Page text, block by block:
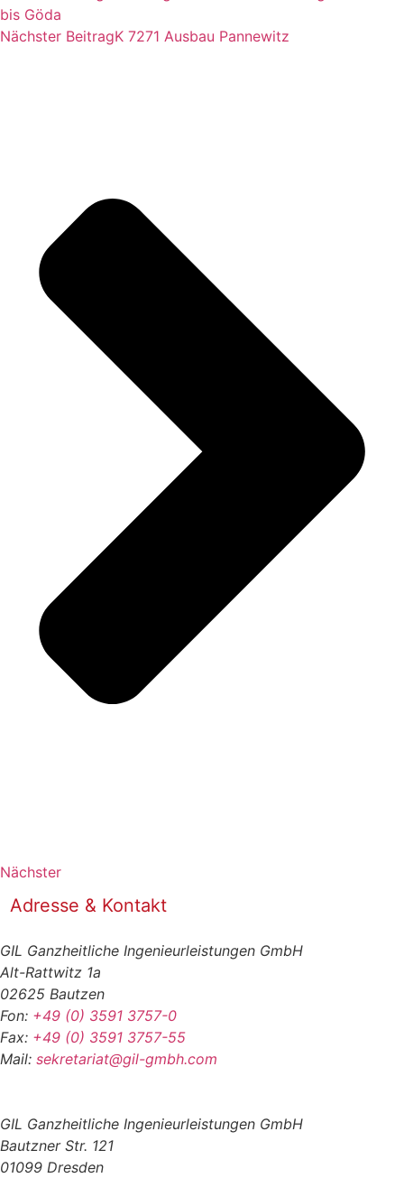
bis Göda
Nächster BeitragK 7271 Ausbau Pannewitz
Nächster
Adresse & Kontakt
GIL Ganzheitliche Ingenieurleistungen GmbH
Alt-Rattwitz 1a
02625 Bautzen
Fon: +49 (0) 3591 3757-0
Fax: +49 (0) 3591 3757-55
Mail: sekretariat@gil-gmbh.com
GIL Ganzheitliche Ingenieurleistungen GmbH
Bautzner Str. 121
01099 Dresden